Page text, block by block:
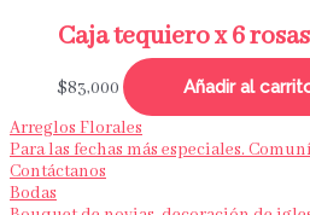
Caja tequiero x 6
$83,000
Añadir al
Arreglos Florales
Para las fechas más especiales.
Contáctanos
Bodas